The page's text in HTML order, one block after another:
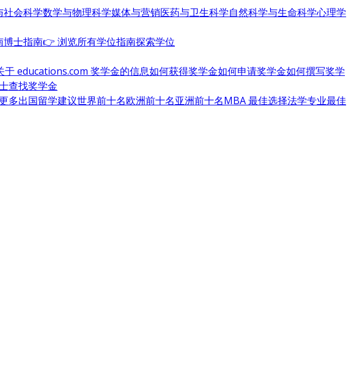
社会科学数学与物理科学媒体与营销医药与卫生科学自然科学与生命科学心理学
博士指南👉 浏览所有学位指南探索学位
于 educations.com 奖学金的信息如何获得奖学金如何申请奖学金如何撰写奖学
查找奖学金
多出国留学建议世界前十名欧洲前十名亚洲前十名MBA 最佳选择法学专业最佳